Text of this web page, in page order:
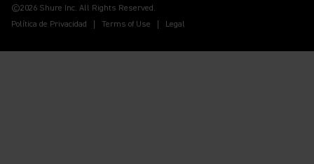
©2026 Shure Inc. All Rights Reserved.
Política de Privacidad
Terms of Use Legal